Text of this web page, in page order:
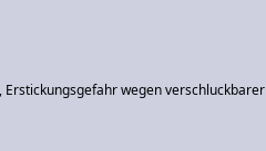
wegen verschluckbarer